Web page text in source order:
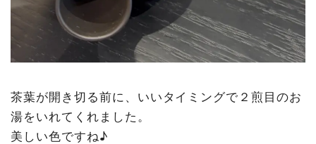
茶葉が開き切る前に、いいタイミングで２煎目のお
湯をいれてくれました。
美しい色ですね♪